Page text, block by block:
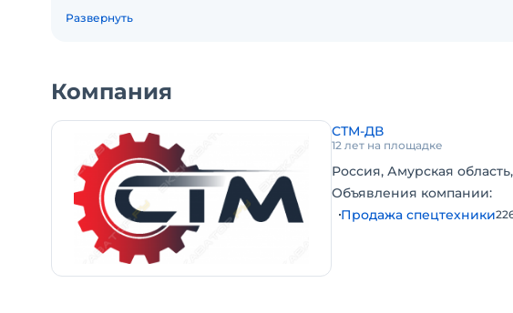
Мощность двигателя:58/79 кВт/л.с.
Объем топливного бака:45 л
Объем гидробака:130 л
Габариты - высота техники:2 200 мм
Габариты - ширина техники:1 600 мм
Габариты - длина техники:5 010 мм
Макс. рабочий радиус:0,6 Т х 16 м
Угол поворота стрелы:0~ 78 °/60 с
Скорость подъема:Низкая скорость 6,5 м/мин, быстрая 12 м/мин
Выносные опоры:6500х5400 мм
Развернуть
Компания
СТМ-ДВ
12 лет на площадке
Россия, Амурская
Объявления компании:
Продажа спецтехники